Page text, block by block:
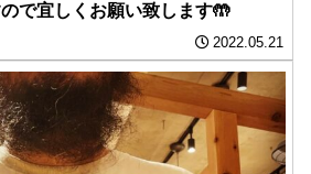
で宜しくお願い致します🤲
2022.05.21